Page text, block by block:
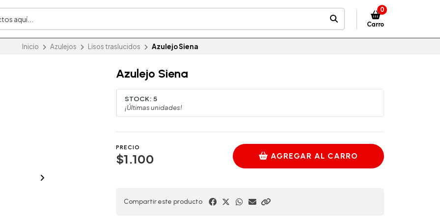
0
Carro
Inicio Azulejos Lisos traslucidos Azulejo Siena
Azulejo Siena
STOCK: 5
¡Últimas unidades!
PRECIO
$1.100 AGREGAR AL CARRO
Compartir este producto